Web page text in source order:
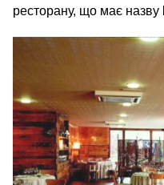
ресторану, що має назву